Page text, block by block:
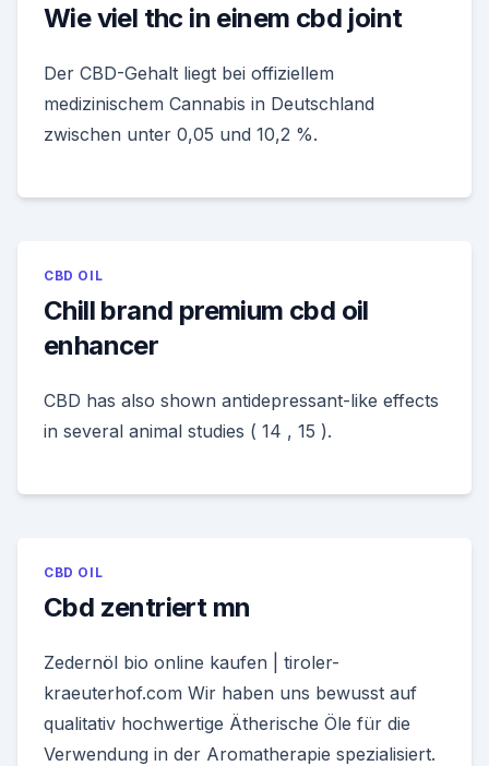
Wie viel thc in einem cbd joint
Der CBD-Gehalt liegt bei offiziellem
medizinischem Cannabis in Deutschland
zwischen unter 0,05 und 10,2 %.
CBD OIL
Chill brand premium cbd oil
enhancer
CBD has also shown antidepressant-like effects
in several animal studies ( 14 , 15 ).
CBD OIL
Cbd zentriert mn
Zedernöl bio online kaufen | tiroler-
kraeuterhof.com Wir haben uns bewusst auf
qualitativ hochwertige Ätherische Öle für die
Verwendung in der Aromatherapie spezialisiert.